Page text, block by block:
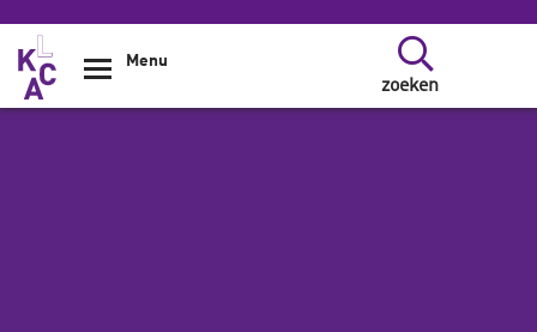
Overslaan en naar de inhoud gaan
zoeken
Menu